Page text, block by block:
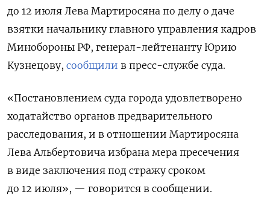
до 12 июля Лева Мартиросяна по делу о даче
взятки начальнику главного управления кадров
Минобороны РФ, генерал-лейтенанту Юрию
Кузнецову, сообщили в пресс-службе суда.
«Постановлением суда города удовлетворено
ходатайство органов предварительного
расследования, и в отношении Мартиросяна
Лева Альбертовича избрана мера пресечения
в виде заключения под стражу сроком
до 12 июля», — говорится в сообщении.